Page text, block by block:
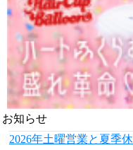
お知らせ
2026年土曜営業と夏季